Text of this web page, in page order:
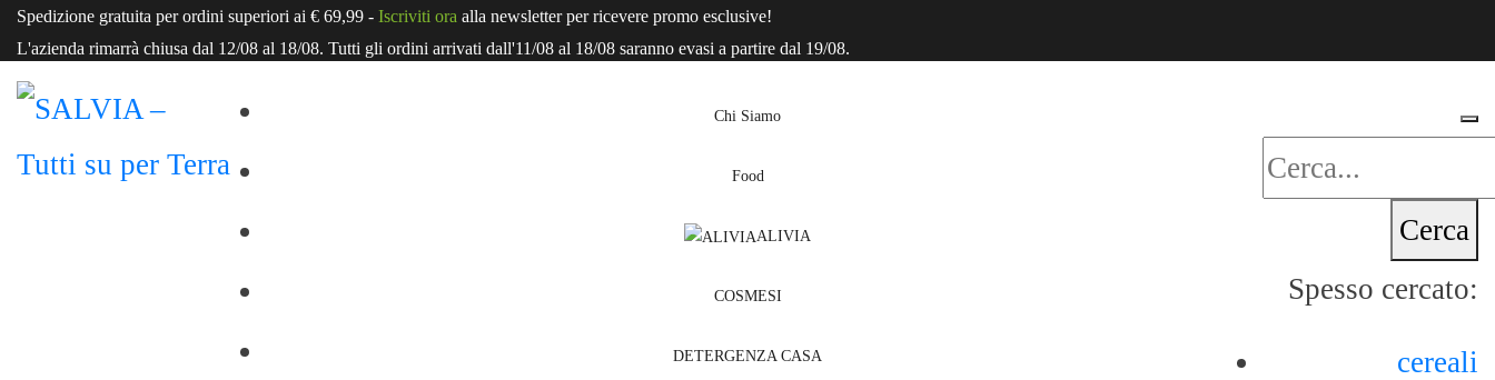
Spedizione gratuita per ordini superiori ai € 69,99 - Iscriviti ora alla newsletter per ricevere promo esclusive!
L'azienda rimarrà chiusa dal 12/08 al 18/08. Tutti gli ordini arrivati dall'11/08 al 18/08 saranno evasi a partire dal 19/08.
Chi Siamo
Food
ALIVIA
COSMESI
DETERGENZA CASA
Cerca
Spesso cercato:
cereali